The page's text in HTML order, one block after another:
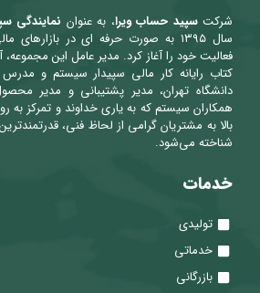
شرکتسپید حساب ویرا، به عنوان نمایندگی
سال ۱۳۹۵ به صورت حرفه ای در
فعالیت خود را آغاز کرد. مدیر عامل این مجموعه،
کتاب رایانه کار مالی سپیدار سیستم و مدرس
دانشگاه تهران، مدیر پشتیبانی و مدیر
همکاران سیستم که به یاری خداوند و تمرکز به
بالا به مشتریان گرامی از لحاظ فنی،
شناخته می‌شود.
خدمات
تولیدی
خدماتی
بازرگانی